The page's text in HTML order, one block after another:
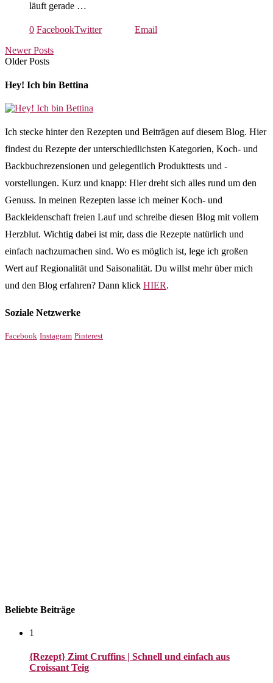
läuft gerade …
0 FacebookTwitter
Email
Newer Posts
Older Posts
Hey! Ich bin Bettina
Ich stecke hinter den Rezepten und Beiträgen auf diesem Blog. Hier
findest du Rezepte der unterschiedlichsten Kategorien, Koch- und
Backbuchrezensionen und gelegentlich Produkttests und -
vorstellungen. Kurz und knapp: Hier dreht sich alles rund um den
Genuss. In meinen Rezepten lasse ich meiner Koch- und
Backleidenschaft freien Lauf und schreibe diesen Blog mit vollem
Herzblut. Wichtig dabei ist mir, dass die Rezepte natürlich und
einfach nachzumachen sind. Wo es möglich ist, lege ich großen
Wert auf Regionalität und Saisonalität. Du willst mehr über mich
und den Blog erfahren? Dann klick HIER.
Soziale Netzwerke
Facebook Instagram Pinterest
Beliebte Beiträge
1
{Rezept} Zimt Cruffins | Schnell und einfach aus
Croissant Teig